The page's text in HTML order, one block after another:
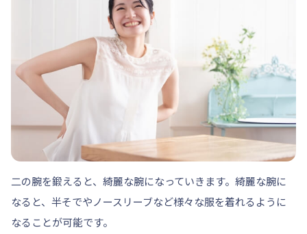
二の腕を鍛えると、綺麗な腕になっていきます。 綺麗な腕に
なると、半そでやノースリーブなど様々な服を着れるように
なることが可能です。